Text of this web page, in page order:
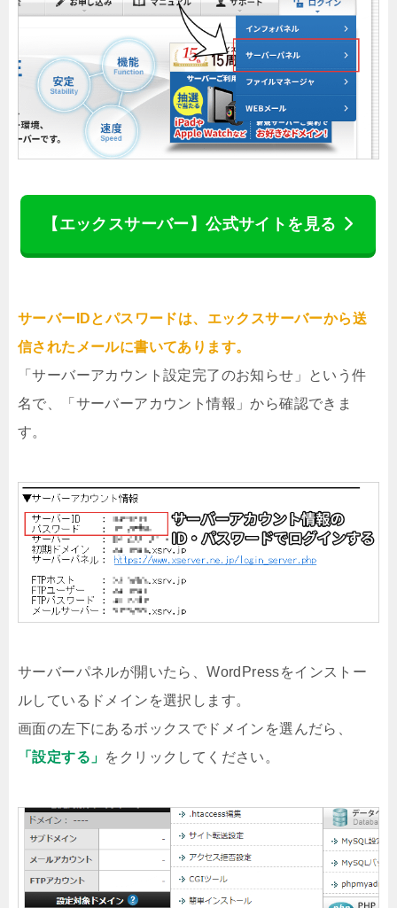
【エックスサーバー】公式サイトを見る
サーバーIDとパスワードは、エックスサーバーから送
信されたメールに書いてあります。
「サーバーアカウント設定完了のお知らせ」という件
名で、「サーバーアカウント情報」から確認できま
す。
サーバーパネルが開いたら、WordPressをインストー
ルしているドメインを選択します。
画面の左下にあるボックスでドメインを選んだら、
「設定する」 をクリックしてください。